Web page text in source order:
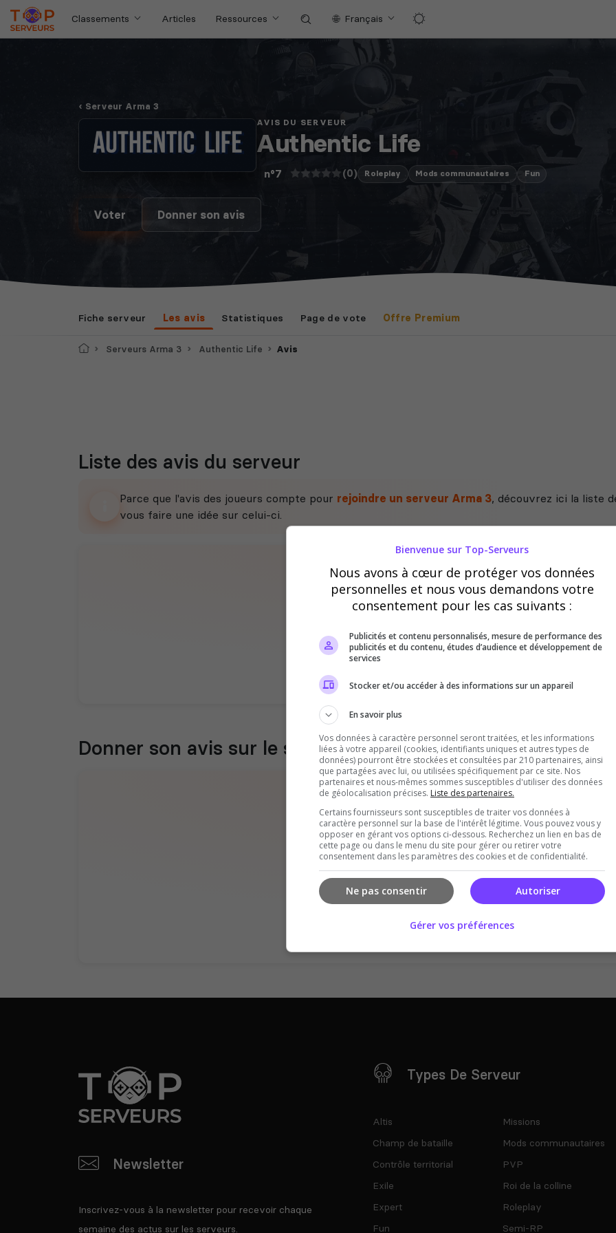
Classements Articles Ressources Français
Serveur Arma 3
AVIS DU SERVEUR
Authentic Life
n°7 (0) Roleplay Mods communautaires Fun
Voter Donner son avis
Fiche serveur Les avis Statistiques Page de vote Offre Premium
AccueilServeurs Arma 3 Authentic Life Avis
Liste des avis du serveur
Parce que l'avis des joueurs compte pour rejoindre un serveur Arma 3, découvrez ici la liste
vous faire une idée sur celui-ci.
Il n'y a pas encore d'avis sur ce serveur.
Staff du serveur
Donner son avis sur le serveur
Vous devez être connecté pour ajouter un avis
sur ce serveur !
Newsletter
Inscrivez-vous à la newsletter pour recevoir chaque
semaine des actus sur les serveurs.
Types De Serveur
Altis
Champ de bataille
Contrôle territorial
Exile
Expert
Fun
Missions
Mods communautaires
PVP
Roi de la colline
Roleplay
Semi-RP
Bienvenue sur Top-Serveurs
Nous avons à cœur de protéger vos données
personnelles et nous vous demandons votre
consentement pour les cas suivants :
Publicités et contenu personnalisés, mesure de performance des
publicités et du contenu, études d’audience et développement de
services
Stocker et/ou accéder à des informations sur un appareil
En savoir plus
Vos données à caractère personnel seront traitées, et les informations
liées à votre appareil (cookies, identifiants uniques et autres types de
données) pourront être stockées et consultées par 210 partenaires, ainsi
que partagées avec lui, ou utilisées spécifiquement par ce site. Nos
partenaires et nous-mêmes sommes susceptibles d'utiliser des données
de géolocalisation précises. Liste des partenaires.
Certains fournisseurs sont susceptibles de traiter vos données à
caractère personnel sur la base de l'intérêt légitime. Vous pouvez vous y
opposer en gérant vos options ci-dessous. Recherchez un lien en bas de
cette page ou dans le menu du site pour gérer ou retirer votre
consentement dans les paramètres des cookies et de confidentialité.
Autoriser
Ne pas consentir
Gérer vos préférences